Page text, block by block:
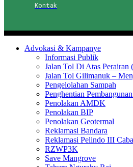
Kontak
Advokasi & Kampanye
Informasi Publik
Jalan Tol Di Atas Perairan
Jalan Tol Gilimanuk –
Pengelolahan Sampah
Penghentian
Penolakan AMDK
Penolakan BIP
Penolakan Geotermal
Reklamasi Bandara
Reklamasi Pelindo III
RZWP3K
Save Mangrove